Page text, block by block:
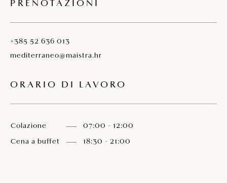
PRENOTAZIONI
+385 52 636 013
mediterraneo@maistra.hr
ORARIO DI LAVORO
Colazione 07:00 - 12:00
Cena a buffet 18:30 - 21:00